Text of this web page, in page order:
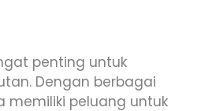
penting untuk
Dengan berbagai
memiliki peluang untuk